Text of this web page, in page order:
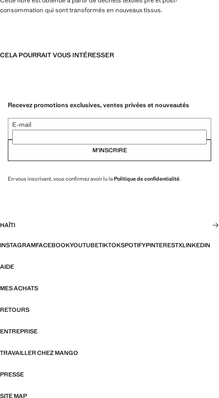
consommation qui sont transformés en nouveaux tissus.
CELA POURRAIT VOUS INTÉRESSER
Recevez promotions exclusives, ventes privées et nouveautés
E-mail
M’INSCRIRE
En vous inscrivant, vous confirmez avoir lu laPolitique de confidentialité.
HAÏTI
INSTAGRAMFACEBOOKYOUTUBETIKTOKSPOTIFYPINTERESTXLINKEDIN
AIDE
MES ACHATS
RETOURS
ENTREPRISE
TRAVAILLER CHEZ MANGO
PRESSE
SITE MAP